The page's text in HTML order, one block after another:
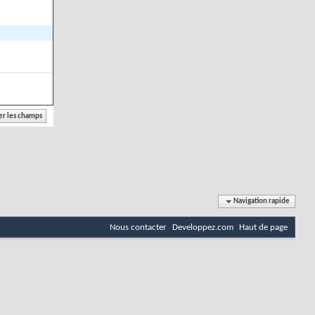
Navigation rapide
Nous contacter Developpez.com Haut de page